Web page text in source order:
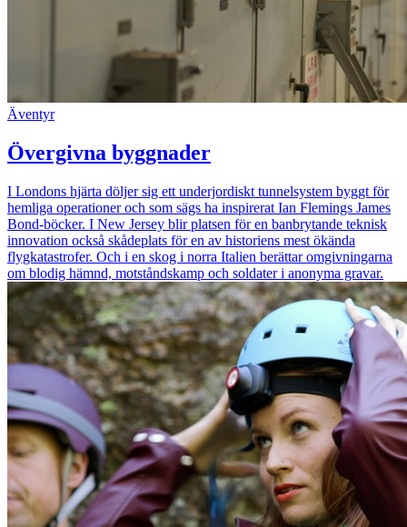
Äventyr
Övergivna byggnader
I Londons hjärta döljer sig ett underjordiskt tunnelsystem byggt för
hemliga operationer och som sägs ha inspirerat Ian Flemings James
Bond-böcker. I New Jersey blir platsen för en banbrytande teknisk
innovation också skådeplats för en av historiens mest ökända
flygkatastrofer. Och i en skog i norra Italien berättar omgivningarna
om blodig hämnd, motståndskamp och soldater i anonyma gravar.